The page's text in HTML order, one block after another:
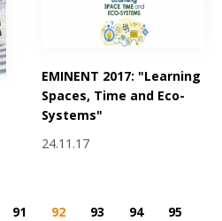
EMINENT 2017: "Learning
Spaces, Time and Eco-
Systems"
24.11.17
91 92 93 94
95